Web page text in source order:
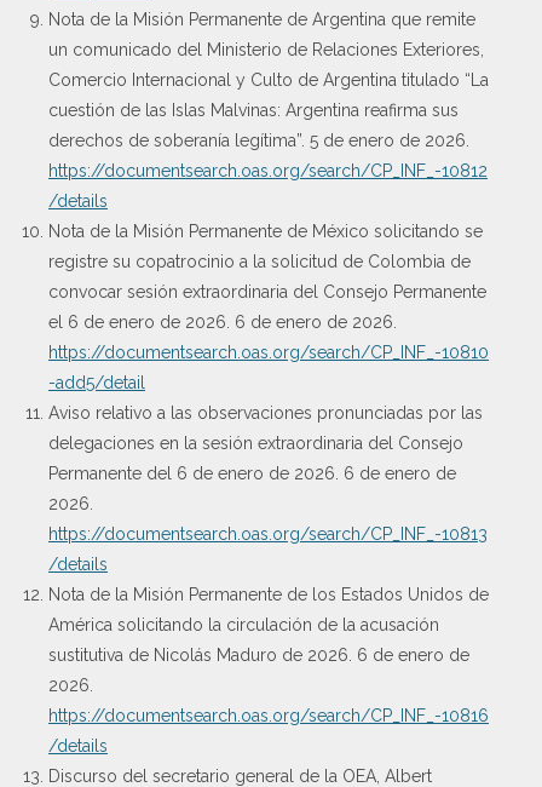
Nota de la Misión Permanente de Argentina que remite
un comunicado del Ministerio de Relaciones Exteriores,
Comercio Internacional y Culto de Argentina titulado “La
cuestión de las Islas Malvinas: Argentina reafirma sus
derechos de soberanía legítima”. 5 de enero de 2026.
https://documentsearch.oas.org/search/CP_INF_-10812
/details
Nota de la Misión Permanente de México solicitando se
registre su copatrocinio a la solicitud de Colombia de
convocar sesión extraordinaria del Consejo Permanente
el 6 de enero de 2026. 6 de enero de 2026.
https://documentsearch.oas.org/search/CP_INF_-10810
-add5/detail
Aviso relativo a las observaciones pronunciadas por las
delegaciones en la sesión extraordinaria del Consejo
Permanente del 6 de enero de 2026. 6 de enero de
2026.
https://documentsearch.oas.org/search/CP_INF_-10813
/details
Nota de la Misión Permanente de los Estados Unidos de
América solicitando la circulación de la acusación
sustitutiva de Nicolás Maduro de 2026. 6 de enero de
2026.
https://documentsearch.oas.org/search/CP_INF_-10816
/details
Discurso del secretario general de la OEA, Albert